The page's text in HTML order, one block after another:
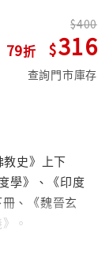
79
400
316
查詢門市庫存
史》上下
學》、《印度
、《魏晉玄
。